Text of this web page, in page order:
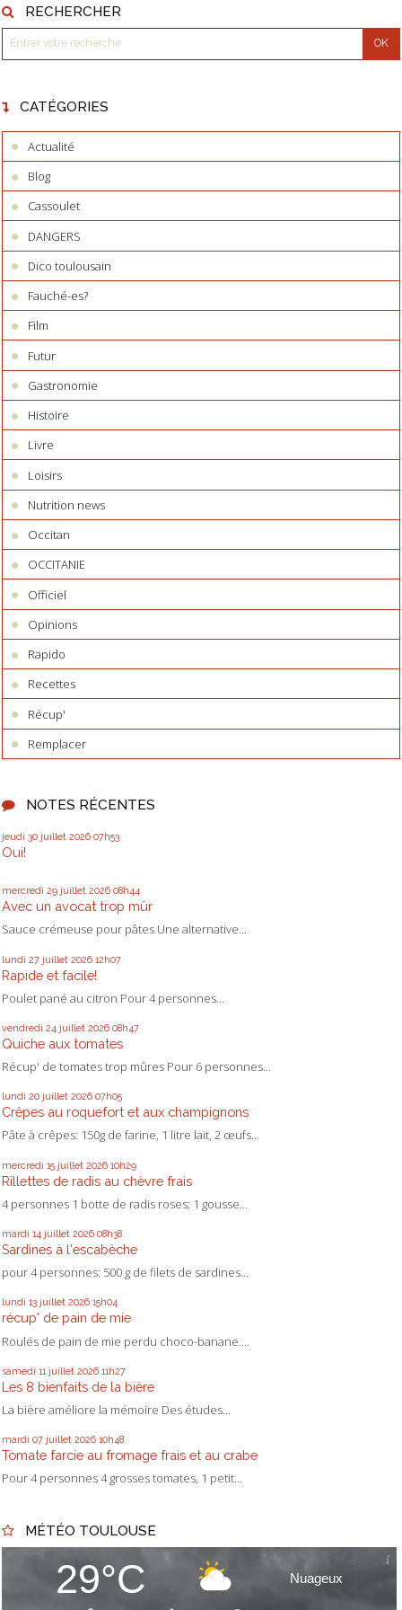
RECHERCHER
CATÉGORIES
Actualité
Blog
Cassoulet
DANGERS
Dico toulousain
Fauché-es?
Film
Futur
Gastronomie
Histoire
Livre
Loisirs
Nutrition news
Occitan
OCCITANIE
Officiel
Opinions
Rapido
Recettes
Récup'
Remplacer
NOTES RÉCENTES
jeudi 30 juillet 2026 07h53
Oui!
mercredi 29 juillet 2026 08h44
Avec un avocat trop mûr
Sauce crémeuse pour pâtes Une alternative...
lundi 27 juillet 2026 12h07
Rapide et facile!
Poulet pané au citron Pour 4 personnes...
vendredi 24 juillet 2026 08h47
Quiche aux tomates
Récup' de tomates trop mûres Pour 6 personnes...
lundi 20 juillet 2026 07h05
Crêpes au roquefort et aux champignons
Pâte à crêpes: 150g de farine, 1 litre lait, 2 œufs...
mercredi 15 juillet 2026 10h29
Rillettes de radis au chèvre frais
4 personnes 1 botte de radis roses; 1 gousse...
mardi 14 juillet 2026 08h38
Sardines à l'escabèche
pour 4 personnes: 500 g de filets de sardines...
lundi 13 juillet 2026 15h04
récup' de pain de mie
Roulés de pain de mie perdu choco-banane....
samedi 11 juillet 2026 11h27
Les 8 bienfaits de la bière
La bière améliore la mémoire Des études...
mardi 07 juillet 2026 10h48
Tomate farcie au fromage frais et au crabe
Pour 4 personnes 4 grosses tomates, 1 petit...
MÉTÉO TOULOUSE
29°C Nuageux